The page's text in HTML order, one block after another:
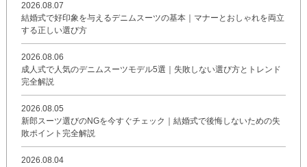
2026.08.07
結婚式で好印象を与えるデニムスーツの基本｜マナーとおしゃれを両立
する正しい選び方
2026.08.06
成人式で人気のデニムスーツモデル5選｜失敗しない選び方とトレンド
完全解説
2026.08.05
新郎スーツ選びのNGを今すぐチェック｜結婚式で後悔しないための失
敗ポイント完全解説
2026.08.04